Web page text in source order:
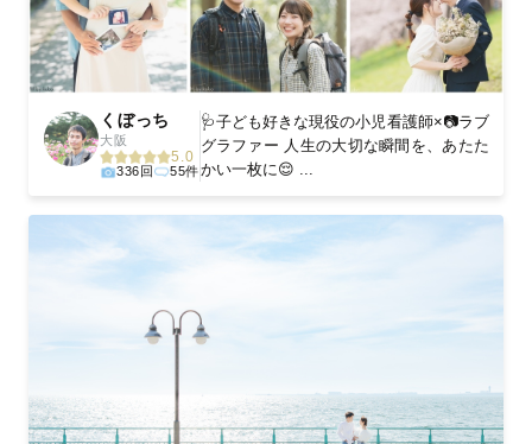
くぼっち
大阪
5.0
336回 55件
🩺子ども好きな現役の小児看護師×📷ラブ
グラファー 人生の大切な瞬間を、あたた
かい一枚に😌 ...